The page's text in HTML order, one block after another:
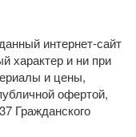
интернет-сайт
характер и ни при
и цены,
офертой,
Гражданского